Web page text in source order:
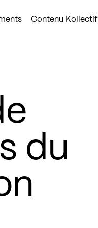
Contenu Kollectif
du